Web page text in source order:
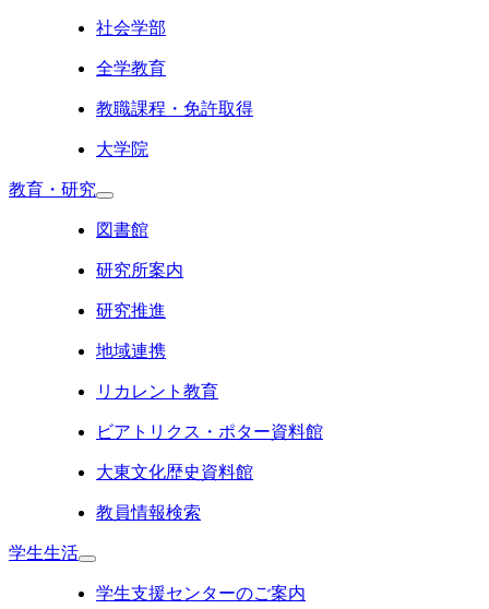
社会学部
全学教育
教職課程・免許取得
大学院
教育・研究
図書館
研究所案内
研究推進
地域連携
リカレント教育
ビアトリクス・ポター資料館
大東文化歴史資料館
教員情報検索
学生生活
学生支援センターのご案内